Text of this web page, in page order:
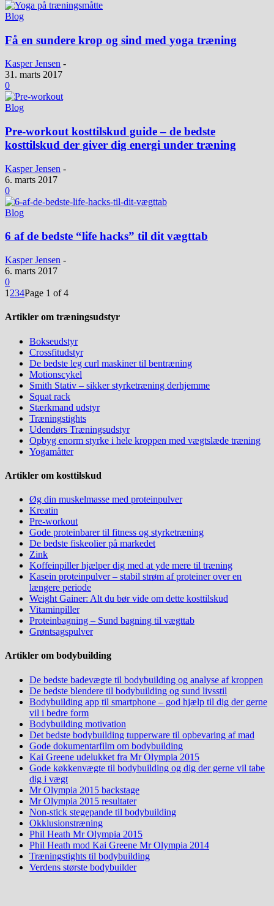
Blog
Få en sundere krop og sind med yoga træning
Kasper Jensen -
31. marts 2017
0
Blog
Pre-workout kosttilskud guide – de bedste
kosttilskud der giver dig energi under træning
Kasper Jensen -
6. marts 2017
0
Blog
6 af de bedste “life hacks” til dit vægttab
Kasper Jensen -
6. marts 2017
0
1 234Page 1 of 4
Artikler om træningsudstyr
Bokseudstyr
Crossfitudstyr
De bedste leg curl maskiner til bentræning
Motionscykel
Smith Stativ – sikker styrketræning derhjemme
Squat rack
Stærkmand udstyr
Træningstights
Udendørs Træningsudstyr
Opbyg enorm styrke i hele kroppen med vægtslæde træning
Yogamåtter
Artikler om kosttilskud
Øg din muskelmasse med proteinpulver
Kreatin
Pre-workout
Gode proteinbarer til fitness og styrketræning
De bedste fiskeolier på markedet
Zink
Koffeinpiller hjælper dig med at yde mere til træning
Kasein proteinpulver – stabil strøm af proteiner over en
længere periode
Weight Gainer: Alt du bør vide om dette kosttilskud
Vitaminpiller
Proteinbagning – Sund bagning til vægttab
Grøntsagspulver
Artikler om bodybuilding
De bedste badevægte til bodybuilding og analyse af kroppen
De bedste blendere til bodybuilding og sund livsstil
Bodybuilding app til smartphone – god hjælp til dig der gerne
vil i bedre form
Bodybuilding motivation
Det bedste bodybuilding tupperware til opbevaring af mad
Gode dokumentarfilm om bodybuilding
Kai Greene udelukket fra Mr Olympia 2015
Gode køkkenvægte til bodybuilding og dig der gerne vil tabe
dig i vægt
Mr Olympia 2015 backstage
Mr Olympia 2015 resultater
Non-stick stegepande til bodybuilding
Okklusionstræning
Phil Heath Mr Olympia 2015
Phil Heath mod Kai Greene Mr Olympia 2014
Træningstights til bodybuilding
Verdens største bodybuilder